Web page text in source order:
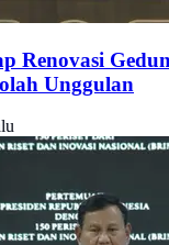
Renovasi
Unggulan